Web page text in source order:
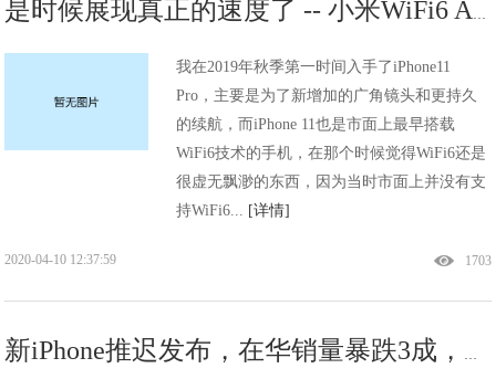
是时候展现真正的速度了 -- 小米WiFi6 AIoT路由器AX3600评测
我在2019年秋季第一时间入手了iPhone11
Pro，主要是为了新增加的广角镜头和更持久
的续航，而iPhone 11也是市面上最早搭载
WiFi6技术的手机，在那个时候觉得WiFi6还是
很虚无飘渺的东西，因为当时市面上并没有支
持WiFi6... [详情]
1703
2020-04-10 12:37:59
新iPhone推迟发布，在华销量暴跌3成，疫情对苹果有哪些影响？